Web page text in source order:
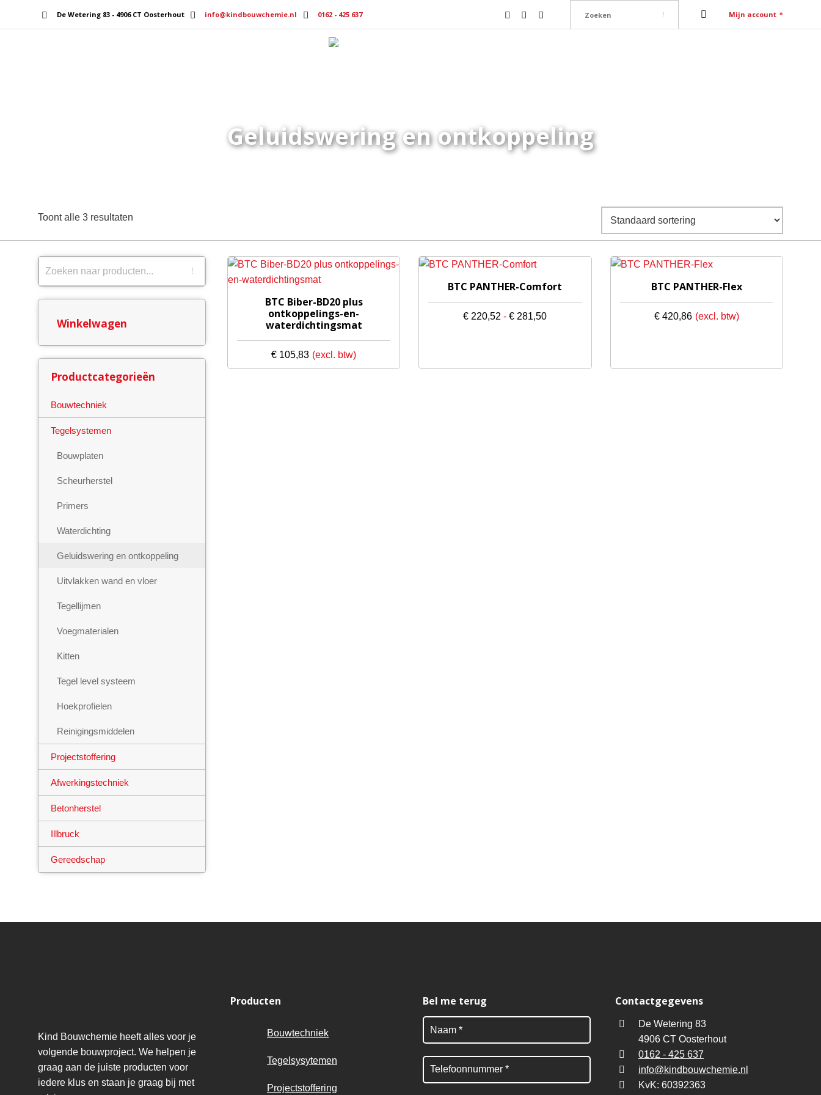
De Wetering 83 - 4906 CT Oosterhout info@kindbouwchemie.nl 0162 - 425 637 Mijn account
Geluidswering en ontkoppeling
Toont alle 3 resultaten
BTC Biber-BD20 plus
ontkoppelings-en-
waterdichtingsmat
€ 105,83
optie
BTC PANTHER-Comfort
€ 220,52 - € 281,50Prijsklasse:
BTC PANTHER-Flex
€420,86
Winkelwagen
Productcategorieën
Bouwtechniek
Tegelsystemen
Bouwplaten
Scheurherstel
Primers
Waterdichting
Geluidswering en ontkoppeling
Uitvlakken wand en vloer
Tegellijmen
Voegmaterialen
Kitten
Tegel level systeem
Hoekprofielen
Reinigingsmiddelen
Projectstoffering
Afwerkingstechniek
Betonherstel
Illbruck
Gereedschap
Kind Bouwchemie heeft alles voor je
volgende bouwproject. We helpen je
graag aan de juiste producten voor
iedere klus en staan je graag bij met
Producten
Bouwtechniek
Tegelsysytemen
Projectstoffering
Bel me terug Contactgegevens
De Wetering 83
4906 CT Oosterhout
0162 - 425 637
info@kindbouwchemie.nl
KvK: 60392363